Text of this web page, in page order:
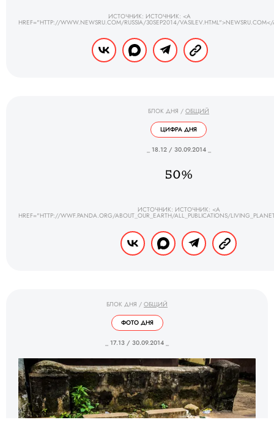
ИСТОЧНИК: ИСТОЧНИК: <A
HREF="HTTP://WWW.NEWSRU.COM/RUSSIA/30SEP2014/
БЛОК ДНЯ / ОБЩИЙ
ЦИФРА ДНЯ
_ 18.12 / 30.09.2014 _
50%
ИСТОЧНИК: ИСТОЧНИК: <A
HREF="HTTP://WWF.PANDA.ORG/ABOUT_OUR_EARTH/ALL_PUBLICATIONS/
БЛОК ДНЯ / ОБЩИЙ
ФОТО ДНЯ
_ 17.13 / 30.09.2014 _